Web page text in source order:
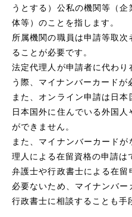
うとする）公私の機関等（
体等）のことを指します。
所属機関の職員は申請等取
ることが必要です。
法定代理人が申請者に代わ
う際、マイナンバーカードが
また、オンライン申請は日本
日本国外に住んでいる外国
ができません。
また、マイナンバーカード
理人による在留資格の申請は
弁護士や行政書士による在
必要ないため、マイナンバ
行政書士に相談することも手